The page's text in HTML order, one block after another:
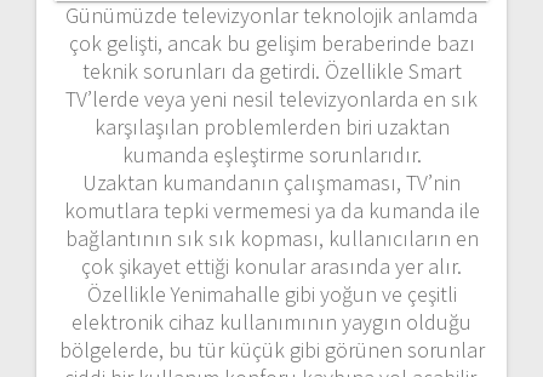
Günümüzde televizyonlar teknolojik anlamda
çok gelişti, ancak bu gelişim beraberinde bazı
teknik sorunları da getirdi. Özellikle Smart
TV’lerde veya yeni nesil televizyonlarda en sık
karşılaşılan problemlerden biri uzaktan
kumanda eşleştirme sorunlarıdır.
Uzaktan kumandanın çalışmaması, TV’nin
komutlara tepki vermemesi ya da kumanda ile
bağlantının sık sık kopması, kullanıcıların en
çok şikayet ettiği konular arasında yer alır.
Özellikle Yenimahalle gibi yoğun ve çeşitli
elektronik cihaz kullanımının yaygın olduğu
bölgelerde, bu tür küçük gibi görünen sorunlar